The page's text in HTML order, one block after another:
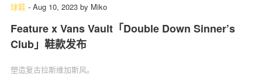
球鞋 - Aug 10, 2023 by Miko
Feature x Vans Vault「Double Down Sinner’s
Club」鞋款发布
塑造复古拉斯维加斯风。